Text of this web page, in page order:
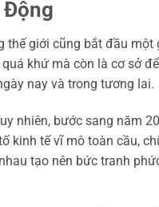
Động
thế giới cũng bắt đầu một
khứ mà còn là cơ sở để
nay và trong tương lai.
nhiên, bước sang năm
kinh tế vĩ mô toàn cầu,
tạo nên bức tranh